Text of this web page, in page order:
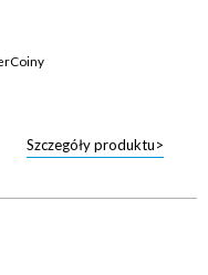
Szczegóły produktu>